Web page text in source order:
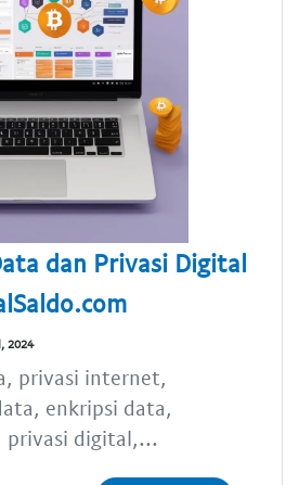
dan Privasi Digital
2024
privasi internet,
enkripsi data,
privasi digital,...